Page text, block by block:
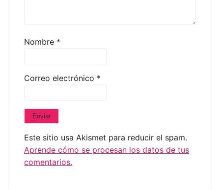
Nombre *
Correo electrónico *
Este sitio usa Akismet para reducir el spam.
Aprende cómo se procesan los datos de tus
comentarios.